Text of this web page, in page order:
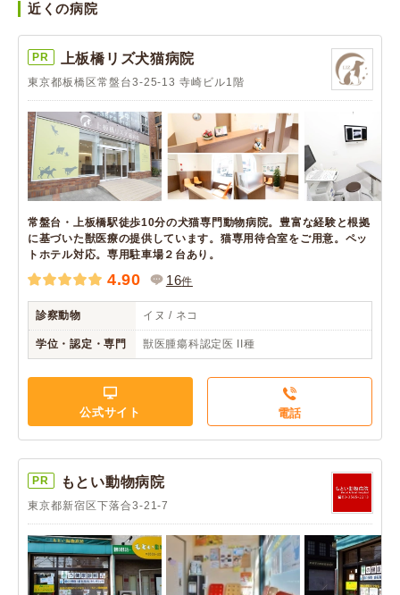
近くの病院
PR 上板橋リズ犬猫病院
東京都板橋区常盤台3-25-13 寺崎ビル1階
常盤台・上板橋駅徒歩10分の犬猫専門動物病院。豊富な経験と根拠
に基づいた獣医療の提供しています。猫専用待合室をご用意。ペッ
トホテル対応。専用駐車場２台あり。
4.90 16件
診察動物 イヌ / ネコ
学位・認定・専門 獣医腫瘍科認定医 II種
公式サイト 電話
PR もとい動物病院
東京都新宿区下落合3-21-7